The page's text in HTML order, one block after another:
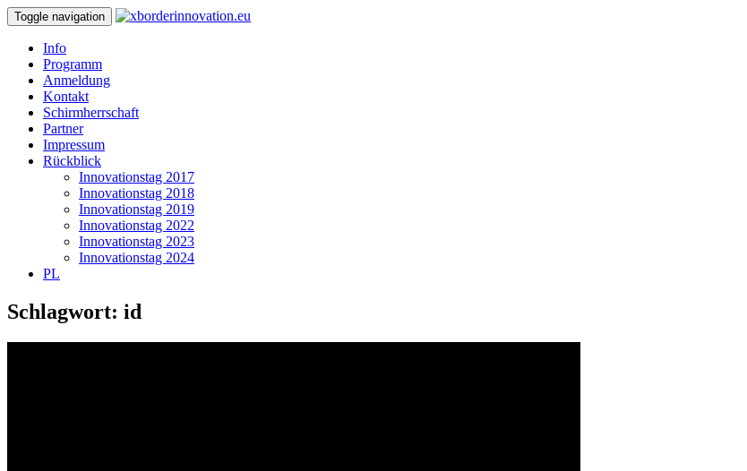
Toggle navigation
Info
Programm
Anmeldung
Kontakt
Schirmherrschaft
Partner
Impressum
Rückblick
Innovationstag 2017
Innovationstag 2018
Innovationstag 2019
Innovationstag 2022
Innovationstag 2023
Innovationstag 2024
PL
Schlagwort: id